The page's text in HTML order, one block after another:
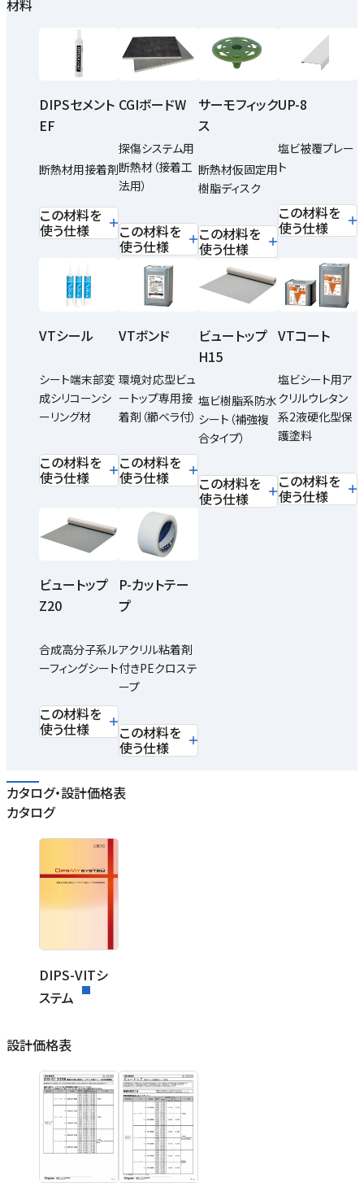
材料
DIPSセメント
EF
断熱材用接着剤
この材料を
使う仕様
CGIボードW
探傷システム用
断熱材（接着工
法用）
この材料を
使う仕様
サーモフィック
ス
断熱材仮固定用
樹脂ディスク
この材料を
使う仕様
UP-8
塩ビ被覆プレー
ト
この材料を
使う仕様
VTシール
シート端末部変
成シリコーンシ
ーリング材
この材料を
使う仕様
VTボンド
環境対応型ビュ
ートップ専用接
着剤（櫛ベラ付）
この材料を
使う仕様
ビュートップ
H15
塩ビ樹脂系防水
シート（補強複
合タイプ）
この材料を
使う仕様
VTコート
塩ビシート用ア
クリルウレタン
系2液硬化型保
護塗料
この材料を
使う仕様
ビュートップ
Z20
合成高分子系ル
ーフィングシート
この材料を
使う仕様
P-カットテー
プ
アクリル粘着剤
付きPEクロステ
ープ
この材料を
使う仕様
カタログ・設計価格表
カタログ
DIPS-VITシ
ステム
設計価格表